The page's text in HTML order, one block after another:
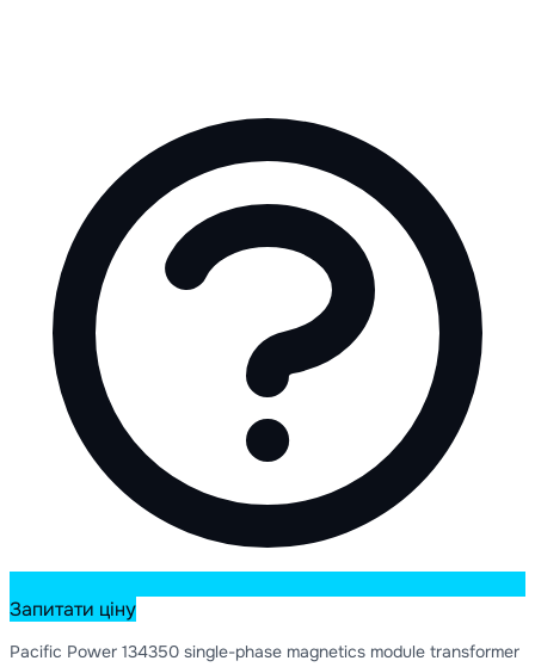
Запитати ціну
Pacific Power 134350 single-phase magnetics module transformer